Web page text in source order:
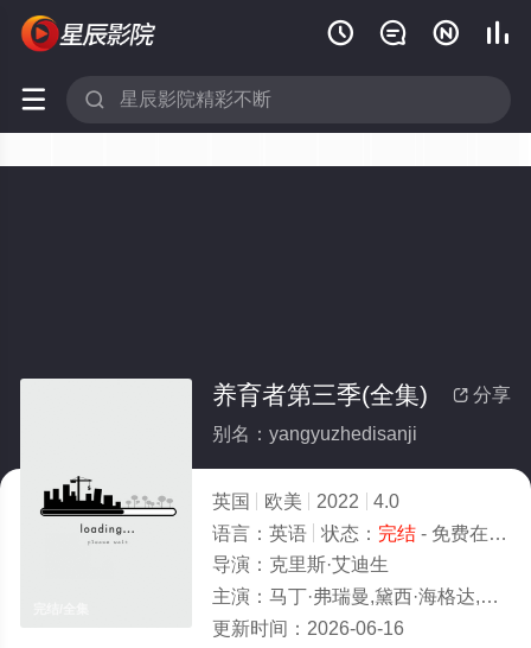
   
 
 分享
养育者第三季(全集)
别名：yangyuzhedisanji
英国 欧美 2022
4.0
语言： 英语 状态： 完结- 免费在线观看
导演： 克里斯·艾迪生
主演： 马丁·弗瑞曼,黛西·海格达,艾伦·阿姆斯特朗,乔安娜·培根,亚历克斯·伊斯特伍德
更新时间： 2026-06-16